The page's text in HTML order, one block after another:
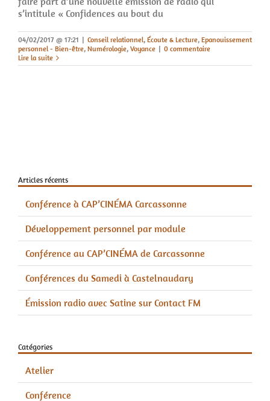
s’intitule « Confidences au bout du
04/02/2017 @ 17:21 | Conseil relationnel, Écoute & Lecture, Epanouissement
personnel - Bien-être, Numérologie, Voyance | 0 commentaire
Lire la suite
Articles récents
Conférence à CAP’CINÉMA Carcassonne
Développement personnel par module
Conférence au CAP’CINÉMA de Carcassonne
Conférences du Samedi à Castelnaudary
Émission radio avec Satine sur Contact FM
Catégories
Atelier
Conférence